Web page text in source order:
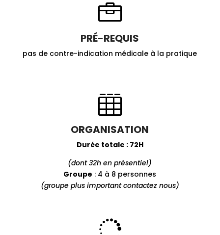

PRÉ-REQUIS
pas de contre-indication médicale à la pratique

ORGANISATION
Durée totale : 72H
(dont 32h en présentiel)
Groupe : 4 à 8 personnes
(groupe plus important contactez nous)
